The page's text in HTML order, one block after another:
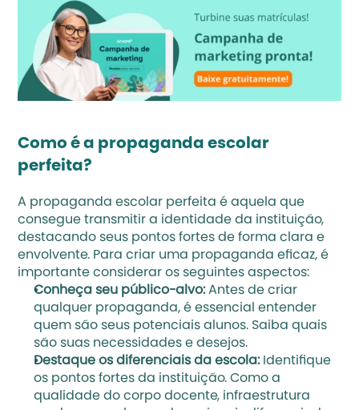
Como é a propaganda escolar
perfeita?
A propaganda escolar perfeita é aquela que
consegue transmitir a identidade da instituição,
destacando seus pontos fortes de forma clara e
envolvente. Para criar uma propaganda eficaz, é
importante considerar os seguintes aspectos:
Conheça seu público-alvo: Antes de criar
qualquer propaganda, é essencial entender
quem são seus potenciais alunos. Saiba quais
são suas necessidades e desejos.
Destaque os diferenciais da escola: Identifique
os pontos fortes da instituição. Como a
qualidade do corpo docente, infraestrutura